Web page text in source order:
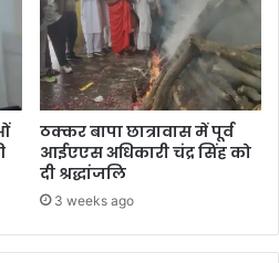
ठक्कर बापा छात्रावास में पूर्व
आईएएस अधिकारी चंद्र सिंह को
दी श्रद्धांजलि
3 weeks ago